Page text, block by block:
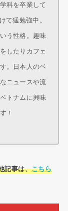
科を卒業して
て猛勉強中。
う性格。趣味
したりカフェ
。日本人のベ
ニュースや流
トナムに興味
！
記事は、こちら